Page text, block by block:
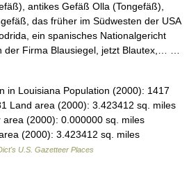
antikes Gefäß Olla (Tongefäß),
das früher im Südwesten der USA
ein spanisches Nationalgericht
der Firma Blausiegel, jetzt Blautex,… …
in Louisiana Population (2000): 1417
Land area (2000): 3.423412 sq. miles
(2000): 0.000000 sq. miles
(2000): 3.423412 sq. miles
U.S. Gazetteer Places